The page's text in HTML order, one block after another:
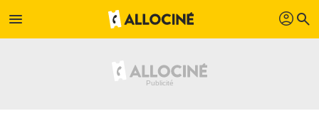
menu profil search